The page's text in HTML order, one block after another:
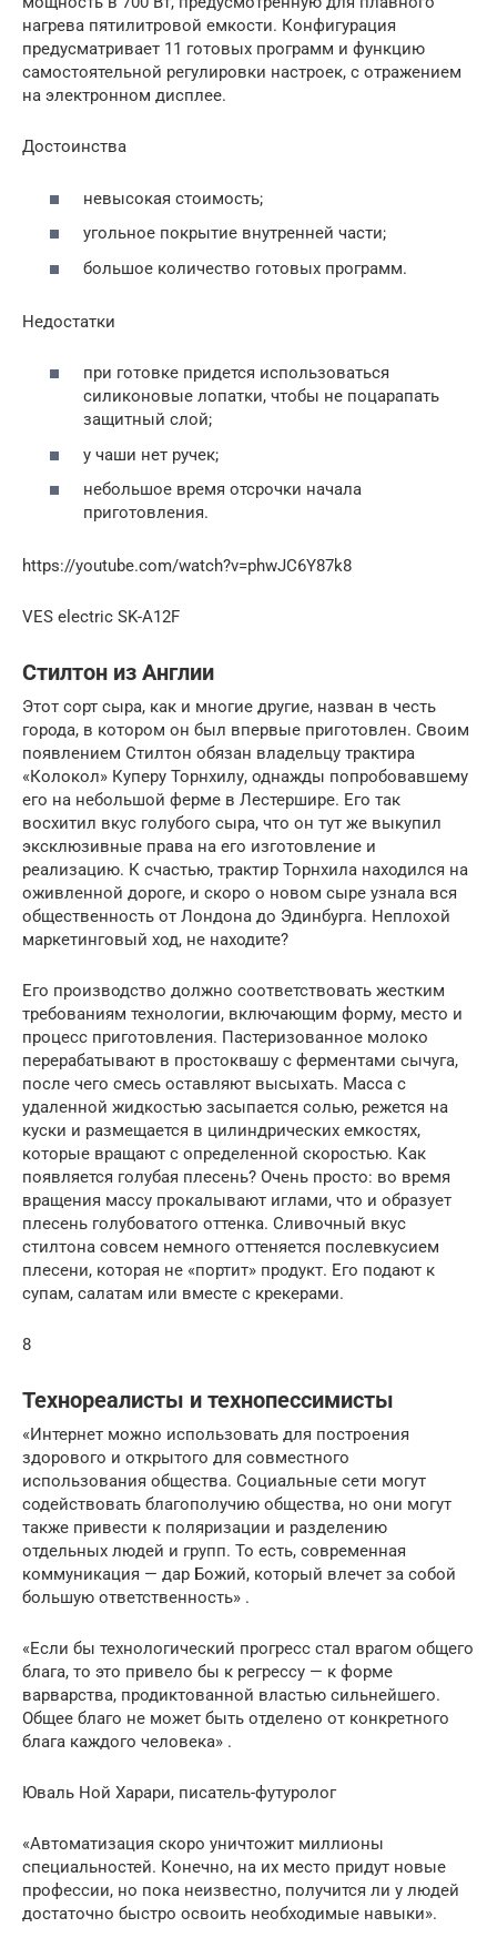
нагрева пятилитровой емкости. Конфигурация
предусматривает 11 готовых программ и функцию
самостоятельной регулировки настроек, с отражением
на электронном дисплее.
Достоинства
невысокая стоимость;
угольное покрытие внутренней части;
большое количество готовых программ.
Недостатки
при готовке придется использоваться
силиконовые лопатки, чтобы не поцарапать
защитный слой;
у чаши нет ручек;
небольшое время отсрочки начала
приготовления.
https://youtube.com/watch?v=phwJC6Y87k8
VES electric SK-A12F
Стилтон из Англии
Этот сорт сыра, как и многие другие, назван в честь
города, в котором он был впервые приготовлен. Своим
появлением Стилтон обязан владельцу трактира
«Колокол» Куперу Торнхилу, однажды попробовавшему
его на небольшой ферме в Лестершире. Его так
восхитил вкус голубого сыра, что он тут же выкупил
эксклюзивные права на его изготовление и
реализацию. К счастью, трактир Торнхила находился на
оживленной дороге, и скоро о новом сыре узнала вся
общественность от Лондона до Эдинбурга. Неплохой
маркетинговый ход, не находите?
Его производство должно соответствовать жестким
требованиям технологии, включающим форму, место и
процесс приготовления. Пастеризованное молоко
перерабатывают в простоквашу с ферментами сычуга,
после чего смесь оставляют высыхать. Масса с
удаленной жидкостью засыпается солью, режется на
куски и размещается в цилиндрических емкостях,
которые вращают с определенной скоростью. Как
появляется голубая плесень? Очень просто: во время
вращения массу прокалывают иглами, что и образует
плесень голубоватого оттенка. Сливочный вкус
стилтона совсем немного оттеняется послевкусием
плесени, которая не «портит» продукт. Его подают к
супам, салатам или вместе с крекерами.
8
Технореалисты и технопессимисты
«Интернет можно использовать для построения
здорового и открытого для совместного
использования общества. Социальные сети могут
содействовать благополучию общества, но они могут
также привести к поляризации и разделению
отдельных людей и групп. То есть, современная
коммуникация — дар Божий, который влечет за собой
большую ответственность» .
«Если бы технологический прогресс стал врагом общего
блага, то это привело бы к регрессу — к форме
варварства, продиктованной властью сильнейшего.
Общее благо не может быть отделено от конкретного
блага каждого человека» .
Юваль Ной Харари, писатель-футуролог
«Автоматизация скоро уничтожит миллионы
специальностей. Конечно, на их место придут новые
профессии, но пока неизвестно, получится ли у людей
достаточно быстро освоить необходимые навыки».